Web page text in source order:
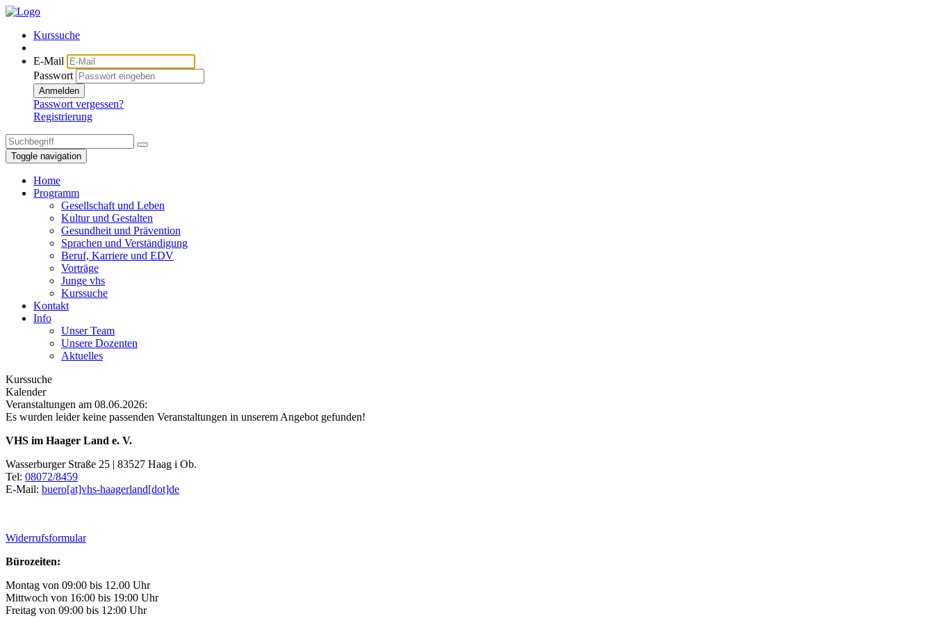
Kurssuche
E-Mail
Passwort
Anmelden
Passwort vergessen?
Registrierung
Toggle navigation
Home
Programm
Gesellschaft und Leben
Kultur und Gestalten
Gesundheit und Prävention
Sprachen und Verständigung
Beruf, Karriere und EDV
Vorträge
Junge vhs
Kurssuche
Kontakt
Info
Unser Team
Unsere Dozenten
Aktuelles
Kurssuche
Kalender
Veranstaltungen am 08.06.2026:
Es wurden leider keine passenden Veranstaltungen in unserem Angebot gefunden!
VHS im Haager Land e. V.
Wasserburger Straße 25 | 83527 Haag i Ob.
Tel: 08072/8459
E-Mail: buero[at]vhs-haagerland[dot]de
Widerrufsformular
Bürozeiten:
Montag von 09:00 bis 12.00 Uhr
Mittwoch von 16:00 bis 19:00 Uhr
Freitag von 09:00 bis 12:00 Uhr